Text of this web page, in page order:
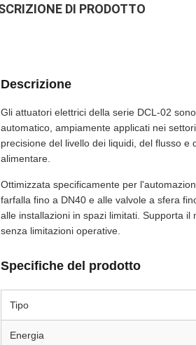
DI PRODOTTO
Descrizione
Gli attuatori elettrici della serie DCL-02
automatico, ampiamente applicati nei
precisione del livello dei liquidi, del flusso
alimentare.
Ottimizzata specificamente per
farfalla fino a DN40 e alle valvole a sfera
alle installazioni in spazi limitati. Supporta
senza limitazioni operative.
Specifiche del prodotto
Tipo
Energia